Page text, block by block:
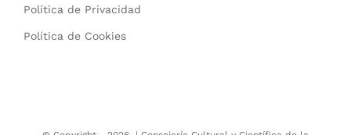
Política de Privacidad
Política de Cookies